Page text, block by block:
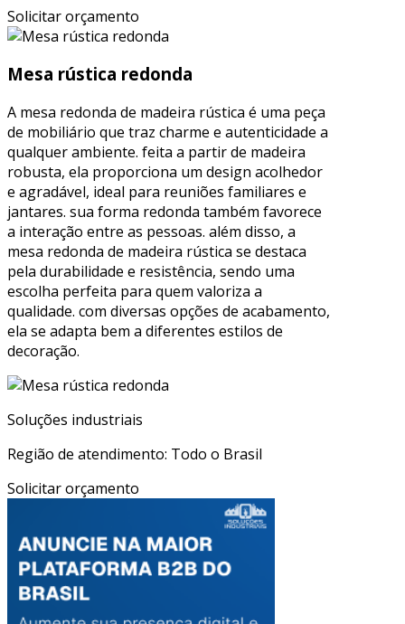
Solicitar orçamento
Mesa rústica redonda
A mesa redonda de madeira rústica é uma peça
de mobiliário que traz charme e autenticidade a
qualquer ambiente. feita a partir de madeira
robusta, ela proporciona um design acolhedor
e agradável, ideal para reuniões familiares e
jantares. sua forma redonda também favorece
a interação entre as pessoas. além disso, a
mesa redonda de madeira rústica se destaca
pela durabilidade e resistência, sendo uma
escolha perfeita para quem valoriza a
qualidade. com diversas opções de acabamento,
ela se adapta bem a diferentes estilos de
decoração.
Soluções industriais
Região de atendimento: Todo o Brasil
Solicitar orçamento